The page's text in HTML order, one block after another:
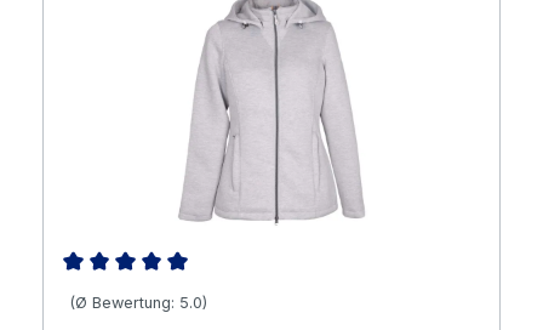
Durchschnittliche Bewertung von 5 von 5 Sternen
(Ø Bewertung: 5.0)